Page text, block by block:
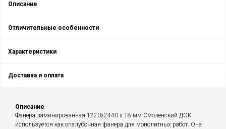
Описание
Отличительные особенности
Характеристики
Доставка и оплата
Описание
Фанера ламинированная 1220х2440 х 18 мм Смоленский ДОК
используется как опалубочная фанера для монолитных работ. Она